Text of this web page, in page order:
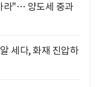
라"… 양도세 중과
세다, 화재 진압하